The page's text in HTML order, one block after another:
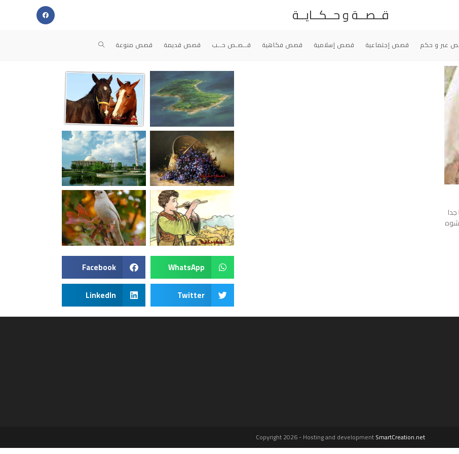
قــصــة و حــكــايــة
عبر و حكم قصص إجتماعية قصص إسلامية قصص فكاهية قــصـص حــب قصص قديمة قصص منوعة
WhatsApp
Facebook
Twitter
LinkedIn
Copyright 2026 - Hosting and developmentSmartCreation.net